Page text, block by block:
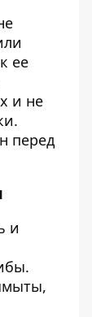
ее
и не
перед
и